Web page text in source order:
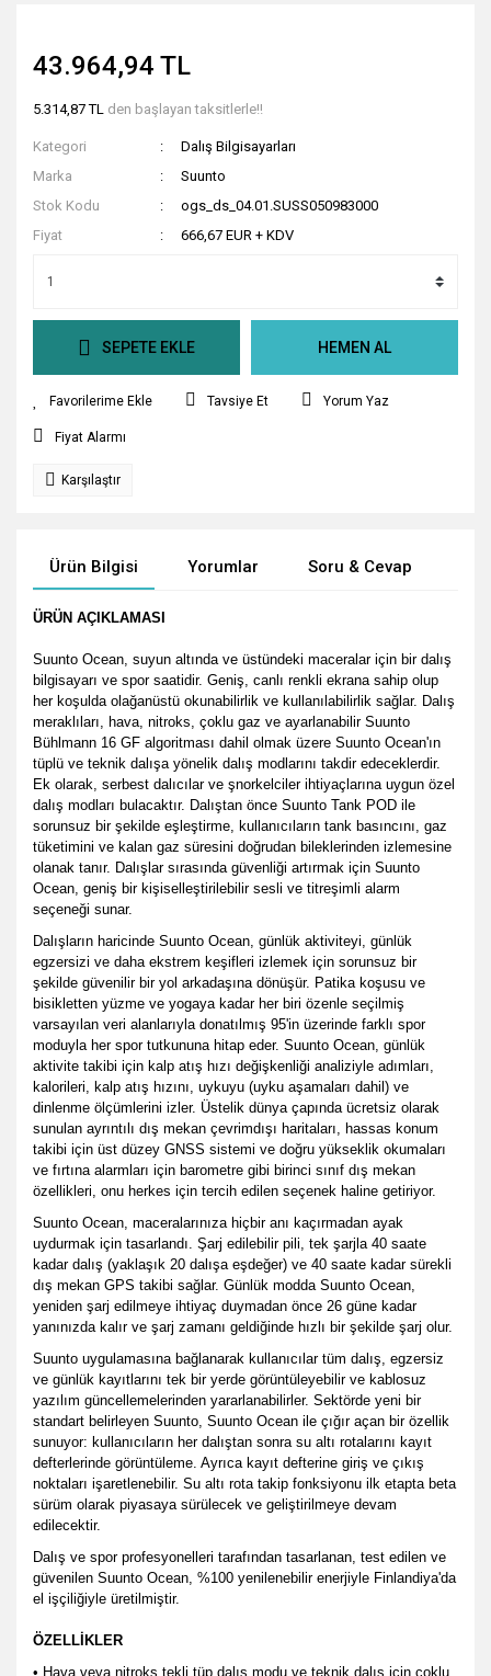
43.964,94 TL
5.314,87 TL den başlayan taksitlerle!!
Kategori
Dalış Bilgisayarları
Marka
Suunto
Stok Kodu
ogs_ds_04.01.SUSS050983000
Fiyat
666,67 EUR + KDV
SEPETE EKLE HEMEN AL
Tavsiye Et Yorum Yaz
Fiyat Alarmı
Karşılaştır
Ürün Bilgisi Yorumlar Soru & Cevap
ÜRÜN AÇIKLAMASI
Suunto Ocean, suyun altında ve üstündeki maceralar için bir dalış
bilgisayarı ve spor saatidir. Geniş, canlı renkli ekrana sahip olup
her koşulda olağanüstü okunabilirlik ve kullanılabilirlik sağlar. Dalış
meraklıları, hava, nitroks, çoklu gaz ve ayarlanabilir Suunto
Bühlmann 16 GF algoritması dahil olmak üzere Suunto Ocean'ın
tüplü ve teknik dalışa yönelik dalış modlarını takdir edeceklerdir.
Ek olarak, serbest dalıcılar ve şnorkelciler ihtiyaçlarına uygun özel
dalış modları bulacaktır. Dalıştan önce Suunto Tank POD ile
sorunsuz bir şekilde eşleştirme, kullanıcıların tank basıncını, gaz
tüketimini ve kalan gaz süresini doğrudan bileklerinden izlemesine
olanak tanır. Dalışlar sırasında güvenliği artırmak için Suunto
Ocean, geniş bir kişiselleştirilebilir sesli ve titreşimli alarm
seçeneği sunar.
Dalışların haricinde Suunto Ocean, günlük aktiviteyi, günlük
egzersizi ve daha ekstrem keşifleri izlemek için sorunsuz bir
şekilde güvenilir bir yol arkadaşına dönüşür. Patika koşusu ve
bisikletten yüzme ve yogaya kadar her biri özenle seçilmiş
varsayılan veri alanlarıyla donatılmış 95'in üzerinde farklı spor
moduyla her spor tutkununa hitap eder. Suunto Ocean, günlük
aktivite takibi için kalp atış hızı değişkenliği analiziyle adımları,
kalorileri, kalp atış hızını, uykuyu (uyku aşamaları dahil) ve
dinlenme ölçümlerini izler. Üstelik dünya çapında ücretsiz olarak
sunulan ayrıntılı dış mekan çevrimdışı haritaları, hassas konum
takibi için üst düzey GNSS sistemi ve doğru yükseklik okumaları
ve fırtına alarmları için barometre gibi birinci sınıf dış mekan
özellikleri, onu herkes için tercih edilen seçenek haline getiriyor.
Suunto Ocean, maceralarınıza hiçbir anı kaçırmadan ayak
uydurmak için tasarlandı. Şarj edilebilir pili, tek şarjla 40 saate
kadar dalış (yaklaşık 20 dalışa eşdeğer) ve 40 saate kadar sürekli
dış mekan GPS takibi sağlar. Günlük modda Suunto Ocean,
yeniden şarj edilmeye ihtiyaç duymadan önce 26 güne kadar
yanınızda kalır ve şarj zamanı geldiğinde hızlı bir şekilde şarj olur.
Suunto uygulamasına bağlanarak kullanıcılar tüm dalış, egzersiz
ve günlük kayıtlarını tek bir yerde görüntüleyebilir ve kablosuz
yazılım güncellemelerinden yararlanabilirler. Sektörde yeni bir
standart belirleyen Suunto, Suunto Ocean ile çığır açan bir özellik
sunuyor: kullanıcıların her dalıştan sonra su altı rotalarını kayıt
defterlerinde görüntüleme. Ayrıca kayıt defterine giriş ve çıkış
noktaları işaretlenebilir. Su altı rota takip fonksiyonu ilk etapta beta
sürüm olarak piyasaya sürülecek ve geliştirilmeye devam
edilecektir.
Dalış ve spor profesyonelleri tarafından tasarlanan, test edilen ve
güvenilen Suunto Ocean, %100 yenilenebilir enerjiyle Finlandiya'da
el işçiliğiyle üretilmiştir.
ÖZELLİKLER
• Hava veya nitroks tekli tüp dalış modu ve teknik dalış için çoklu